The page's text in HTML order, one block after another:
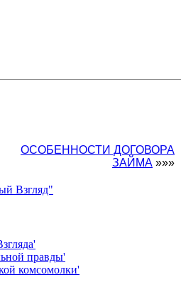
ОСОБЕННОСТИ ДОГОВОРА
ЗАЙМА »»»